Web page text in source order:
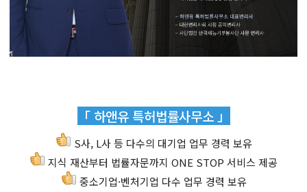
「 하앤유 특허법률사무소 」
S사, L사 등 다수의 대기업 업무 경력 보유
지식 재산부터 법률자문까지 ONE STOP 서비스 제공
중소기업·벤처기업 다수 업무 경력 보유